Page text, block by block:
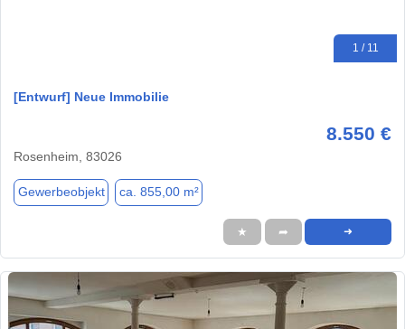
1 / 11
[Entwurf] Neue Immobilie
8.550 €
Rosenheim, 83026
Gewerbeobjekt ca. 855,00 m²
★ ➦ ➜